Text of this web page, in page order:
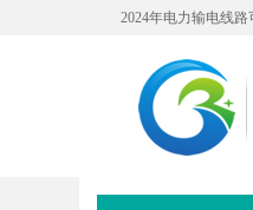
2024年电力输电线